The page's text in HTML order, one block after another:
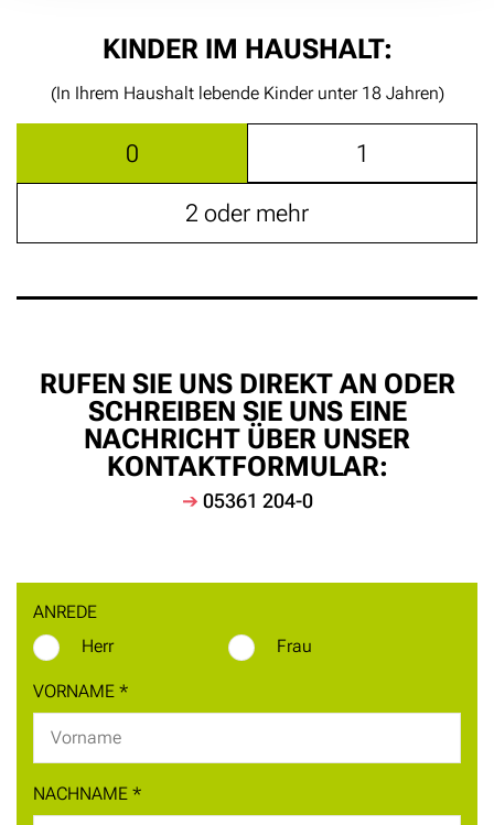
KINDER IM HAUSHALT:
(In Ihrem Haushalt lebende Kinder unter 18 Jahren)
0 1
2 oder mehr
RUFEN SIE UNS DIREKT AN ODER
SCHREIBEN SIE UNS EINE
NACHRICHT ÜBER UNSER
KONTAKTFORMULAR:
05361 204-0
ANREDE
Herr
Frau
VORNAME *
NACHNAME *